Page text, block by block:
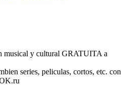
musical y cultural GRATUITA a
series, peliculas, cortos, etc. con